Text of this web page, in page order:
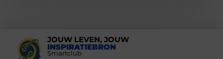
JOUW LEVEN, JOUW
INSPIRATIEBRON
Smartclub